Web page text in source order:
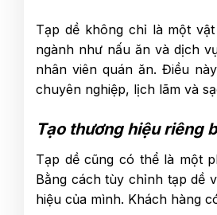
Tạp dề không chỉ là một
ngành như nấu ăn và dịch
nhân viên quán ăn. Điều
chuyên nghiệp, lịch lãm và
Tạo thương hiệu riêng
Tạp dề cũng có thể là một
Bằng cách tùy chỉnh tạp dề
hiệu của mình. Khách hàng